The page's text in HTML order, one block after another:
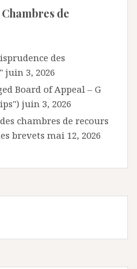
de
des
juin 3, 2026
Board of Appeal – G
juin 3, 2026
chambres de recours
brevets mai 12, 2026